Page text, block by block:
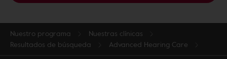
Nuestro programa
Nuestras clínicas
Resultados de búsqueda
Advanced Hearing Care